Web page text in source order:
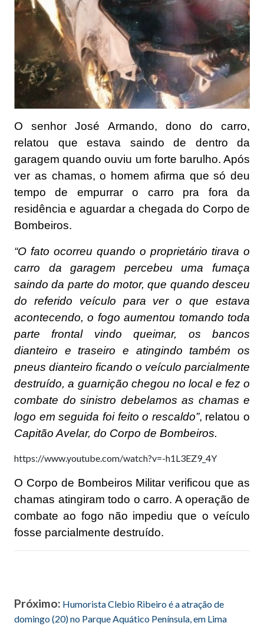
O senhor José Armando, dono do carro,
relatou que estava saindo de dentro da
garagem quando ouviu um forte barulho. Após
ver as chamas, o homem afirma que só deu
tempo de empurrar o carro pra fora da
residência e aguardar a chegada do Corpo de
Bombeiros.
“O fato ocorreu quando o proprietário tirava o
carro da garagem percebeu uma fumaça
saindo da parte do motor, que quando desceu
do referido veículo para ver o que estava
acontecendo, o fogo aumentou tomando toda
parte frontal vindo queimar, os bancos
dianteiro e traseiro e atingindo também os
pneus dianteiro ficando o veículo parcialmente
destruído, a guarnição chegou no local e fez o
combate do sinistro debelamos as chamas e
logo em seguida foi feito o rescaldo”, relatou o
Capitão Avelar, do Corpo de Bombeiros.
https://www.youtube.com/watch?v=-h1L3EZ9_4Y
O Corpo de Bombeiros Militar verificou que as
chamas atingiram todo o carro. A operação de
combate ao fogo não impediu que o veículo
fosse parcialmente destruído.
Próximo: Humorista Clebio Ribeiro é a atração de
domingo (20) no Parque Aquático Península, em Lima